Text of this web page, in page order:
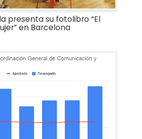
presenta su fotolibro “El
en Barcelona